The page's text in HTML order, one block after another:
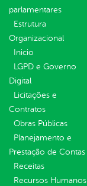
parlamentares
Estrutura
Organizacional
Inicio
LGPD e Governo
Digital
Licitações e
Contratos
Obras Públicas
Planejamento e
Prestação de Contas
Receitas
Recursos Humanos